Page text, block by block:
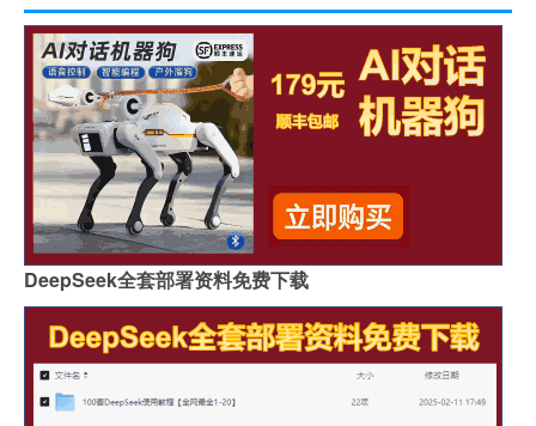
DeepSeek全套部署资料免费下载